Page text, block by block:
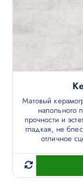
Матовый
напольного
прочности и
гладкая, не
отличное